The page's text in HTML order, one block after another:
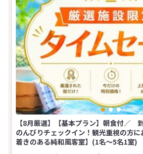
【8月厳選】【基本プラン】朝食付／
のんびりチェックイン！観光重視の方
着きのある純和風客室】(1名～5名1室)